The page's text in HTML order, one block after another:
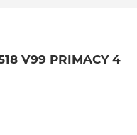
V99 PRIMACY 4